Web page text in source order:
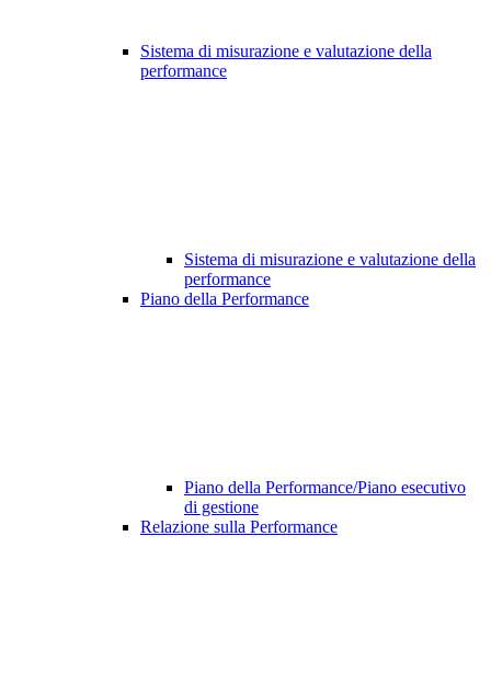
Sistema di misurazione e valutazione della
performance
Sistema di misurazione e valutazione della
performance
Piano della Performance
Piano della Performance/Piano esecutivo
di gestione
Relazione sulla Performance